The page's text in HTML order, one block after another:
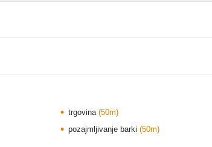
trgovina (50m)
pozajmljivanje barki (50m)